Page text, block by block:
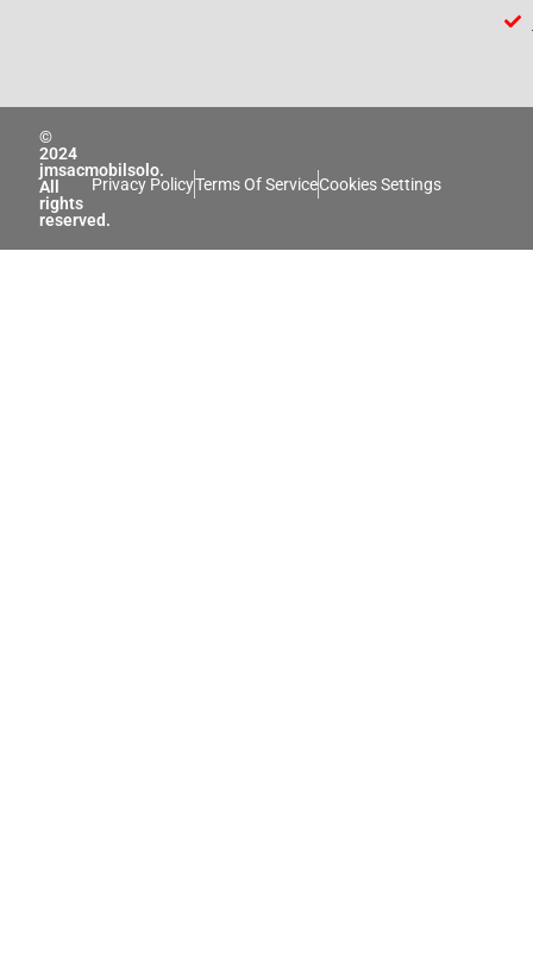
©
2024
jmsacmobilsolo.
All
rights
reserved.
Privacy PolicyTerms Of ServiceCookies Settings